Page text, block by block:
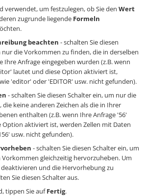
verwendet, um festzulegen, ob Sie den Wert
zugrunde liegende Formeln
beachten - schalten Sie diesen
nur die Vorkommen zu finden, die in derselben
Ihre Anfrage eingegeben wurden (z.B. wenn
lautet und diese Option aktiviert ist,
'editor' oder 'EDITOR' usw. nicht gefunden).
- schalten Sie diesen Schalter ein, um nur die
die keine anderen Zeichen als die in Ihrer
enthalten (z.B. wenn Ihre Anfrage '56'
Option aktiviert ist, werden Zellen mit Daten
usw. nicht gefunden).
- schalten Sie diesen Schalter ein, um
gleichzeitig hervorzuheben. Um
und die Hervorhebung zu
Sie diesen Schalter aus.
tippen Sie aufFertig.